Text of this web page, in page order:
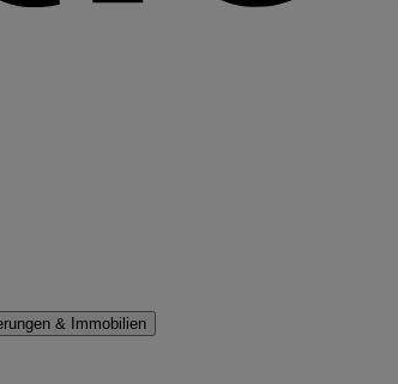
& Immobilien